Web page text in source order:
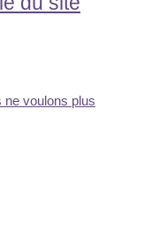
ne voulons plus